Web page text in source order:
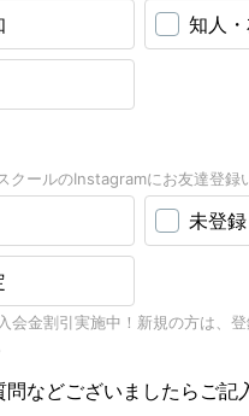
知人
クールのInstagramにお友達登録
未登録
会金割引実施中！新規の方は、
などございましたらご記